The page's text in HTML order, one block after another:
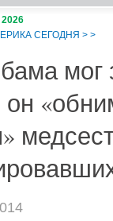
2026
СЕГОДНЯ > >
мог